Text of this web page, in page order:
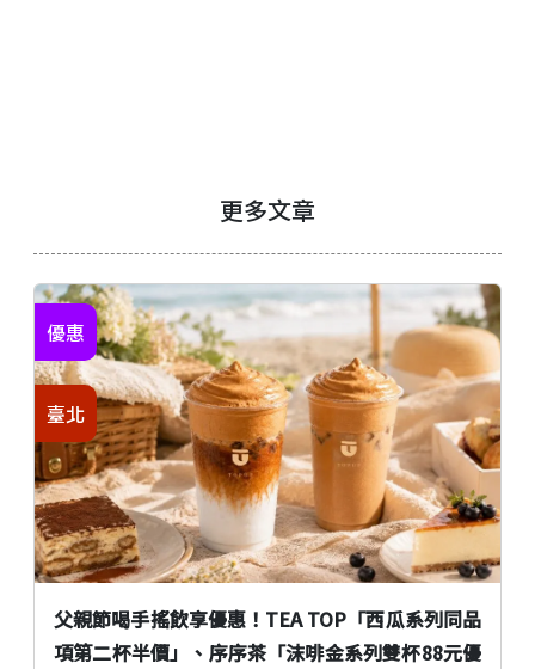
更多文章
父親節喝手搖飲享優惠！TEA TOP「西瓜系列同品
項第二杯半價」、序序茶「沫啡金系列雙杯88元優
優惠
臺北